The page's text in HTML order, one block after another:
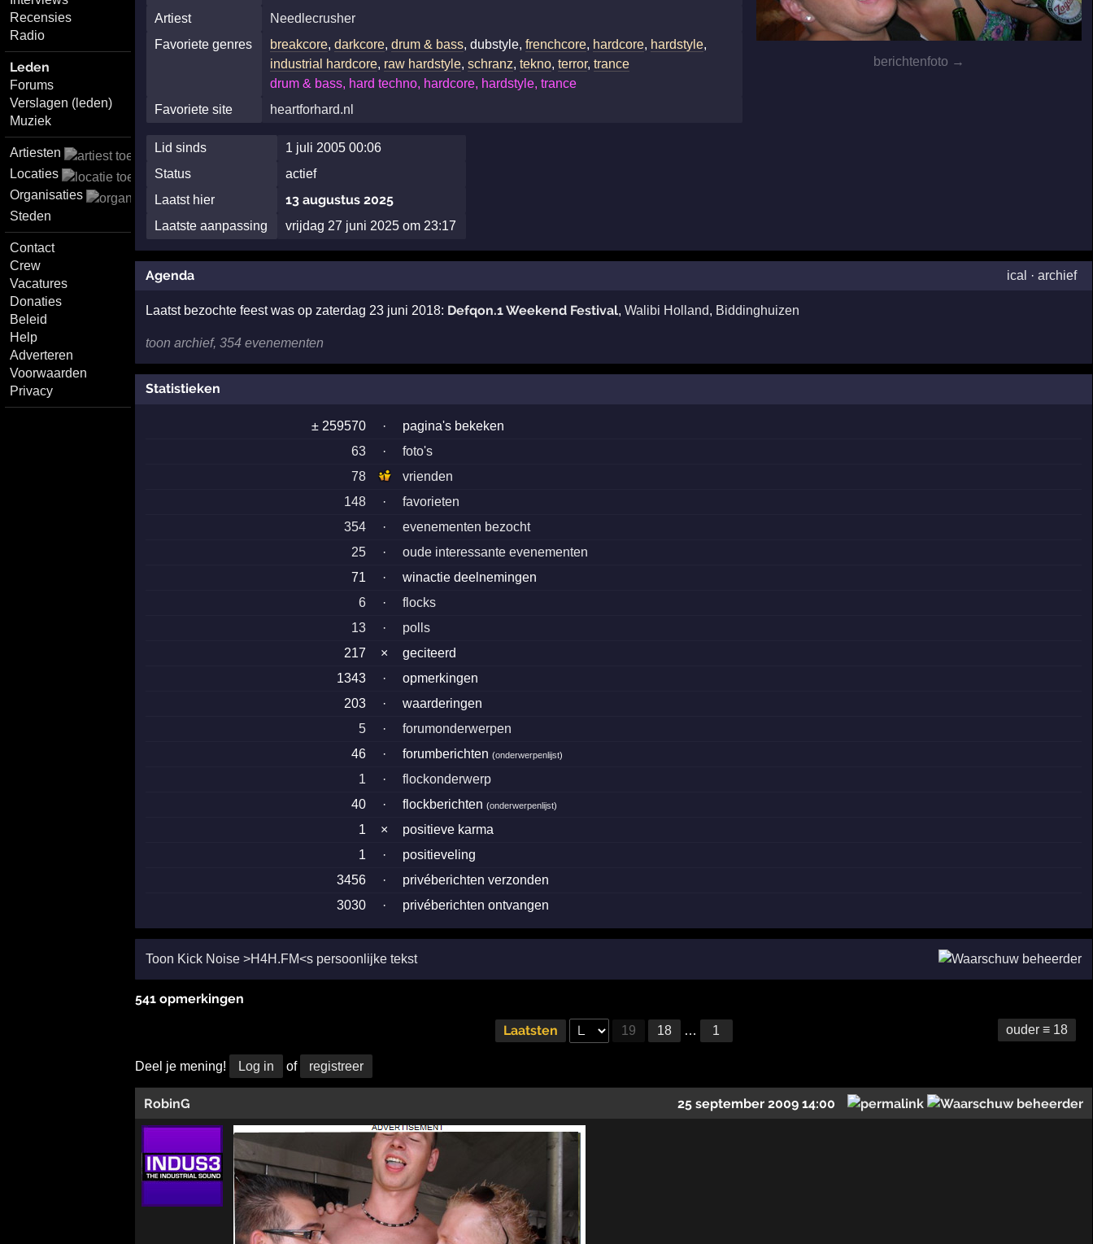
Recensies
Radio
Leden
Forums
Verslagen (leden)
Muziek
Artiesten
Locaties
Organisaties
Steden
Contact
Crew
Vacatures
Donaties
Beleid
Help
Adverteren
Voorwaarden
Privacy
berichtenfoto →
Artiest
Needlecrusher
Favoriete genres
breakcore,darkcore,drum & bass, dubstyle,frenchcore, hardcore, hardstyle,
industrial hardcore, raw hardstyle,schranz,tekno,terror,trance
drum & bass, hard techno, hardcore, hardstyle, trance
Favoriete site
heartforhard.nl
Lid sinds
1 juli 2005 00:06
Status
actief
Laatst hier
13 augustus 2025
Laatste aanpassing vrijdag 27 juni 2025 om 23:17
Agenda ical · archief
Laatst bezochte feest was op zaterdag 23 juni 2018: Defqon.1 Weekend Festival, Walibi Holland, Biddinghuizen
toon archief, 354 evenementen
Statistieken
± 259570 ·
pagina's bekeken
63
·
foto's
78
vrienden
148
·
favorieten
354
·
evenementen bezocht
25
·
oude interessante evenementen
71
·
winactie deelnemingen
6
·
flocks
13
·
polls
217
×
geciteerd
1343
·
opmerkingen
203
·
waarderingen
5
·
forumonderwerpen
46
· forumberichten(onderwerpenlijst)
1 ·
flockonderwerp
40
· flockberichten(onderwerpenlijst)
1 ×
positieve karma
1
·
positieveling
3456
·
privéberichten verzonden
3030
· privéberichten ontvangen
Toon Kick Noise >H4H.FM<s persoonlijke tekst
541 opmerkingen
Laatsten 19 18 … 1 ouder ≡ 18
Deel je mening! Log in of registreer
RobinG 25 september 2009 14:00